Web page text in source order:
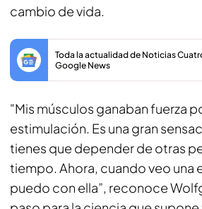
cambio de vida.
Toda la actualidad de Noticias
Google News
"Mis músculos ganaban fuerza
estimulación. Es una gran
tienes que depender de otras
tiempo. Ahora, cuando veo una
puedo con ella”, reconoce